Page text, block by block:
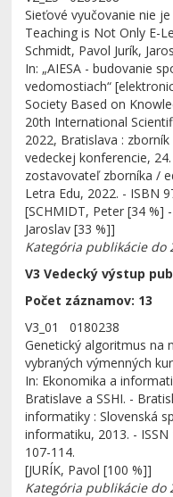
Sieťové vyučovanie nie
Teaching is Not Only E-
Schmidt, Pavol Jurík,
In: „AIESA - budovanie
vedomostiach“
Society Based on
20th International
2022, Bratislava :
vedeckej konferencie,
zostavovateľ zborníka /
Letra Edu, 2022. - ISBN
[SCHMIDT, Peter [34 %]
Jaroslav [33 %]]
Kategória publikácie do
V3 Vedecký výstup
Počet záznamov: 13
V3_01 0180238
Genetický algoritmus na
vybraných výmenných
In: Ekonomika a
Bratislave a SSHI. -
informatiky : Slovenská
informatiku, 2013. - ISSN
107-114.
[JURÍK, Pavol [100 %]]
Kategória publikácie do